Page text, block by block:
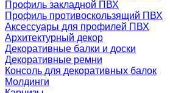
Профиль закладной ПВХ
Профиль противоскользящий ПВХ
Аксессуары для профилей ПВХ
Архитектурный декор
Декоративные балки и доски
Декоративные ремни
Консоль для декоративных балок
Молдинги